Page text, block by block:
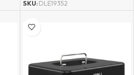
SKU:DLE19352